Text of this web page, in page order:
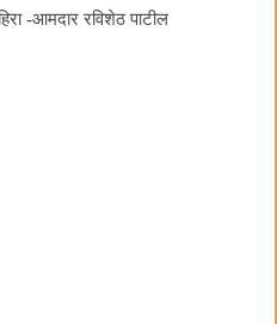
-आमदार रविशेठ पाटील